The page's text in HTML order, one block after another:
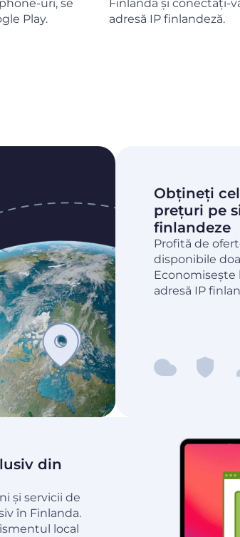
uri, se
Play.
Finlanda și conectați-
adresă IP finlandeză.
Obțineți
prețuri pe
finlandeze
Profită de
disponibile
Economisește
adresă IP
din
și servicii de
în Finlanda.
local